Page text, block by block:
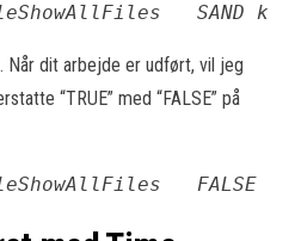
SAND
dit arbejde er udført, vil jeg
“TRUE” med “FALSE” på
FALSE